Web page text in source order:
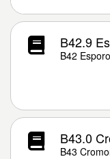
B42.9
B42
B43.0
B43